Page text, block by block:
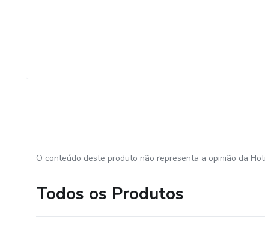
O conteúdo deste produto não representa a opinião da
Todos os Produtos